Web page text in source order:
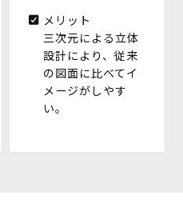
メリット
三次元による立体
設計により、従来
の図面に比べてイ
メージがしやす
い。